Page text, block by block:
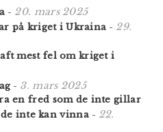
- 20. mars 2025
på kriget i Ukraina - 29.
mest fel om kriget i
- 3. mars 2025
en fred som de inte gillar
inte kan vinna- 22.